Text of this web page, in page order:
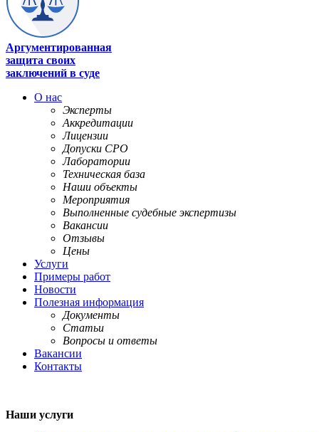
Аргументированная
защита своих
заключений в суде
О нас
Эксперты
Аккредитации
Лицензии
Допуски СРО
Лаборатории
Техническая база
Наши объекты
Мероприятия
Выполненные судебные экспертизы
Вакансии
Отзывы
Цены
Услуги
Примеры работ
Новости
Полезная информация
Документы
Статьи
Вопросы и ответы
Вакансии
Контакты
Наши услуги